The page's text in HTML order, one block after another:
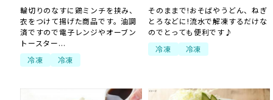
輪切りのなすに鶏ミンチを挟み、
衣をつけて揚げた商品です。油調
済ですので電子レンジやオーブン
トースター...
冷凍
冷凍
そのままで!おそばやうどん、ねぎ
とろなどに!流水で解凍するだけな
のでとっても便利です♪
冷凍
冷凍